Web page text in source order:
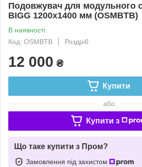
Подовжувач для модульного
BIGG 1200х1400 мм (OSMBTB)
В наявності
Код: OSMBTB
Роздріб
12 000 ₴
Купити
або
Купити з
Що таке купити з Пром?
Замовлення під захистом